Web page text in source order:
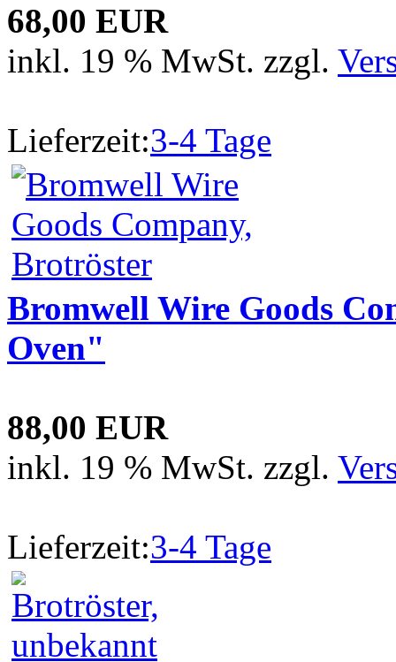
68,00 EUR
inkl. 19 % MwSt. zzgl.
Lieferzeit:3-4 Tage
Bromwell Wire Goods
Oven"
88,00 EUR
inkl. 19 % MwSt. zzgl.
Lieferzeit:3-4 Tage